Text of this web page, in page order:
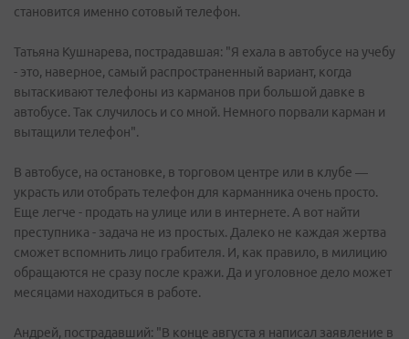
становится именно сотовый телефон.
Татьяна Кушнарева, пострадавшая: "Я ехала в автобусе на учебу
- это, наверное, самый распространенный вариант, когда
вытаскивают телефоны из карманов при большой давке в
автобусе. Так случилось и со мной. Немного порвали карман и
вытащили телефон".
В автобусе, на остановке, в торговом центре или в клубе —
украсть или отобрать телефон для карманника очень просто.
Еще легче - продать на улице или в интернете. А вот найти
преступника - задача не из простых. Далеко не каждая жертва
сможет вспомнить лицо грабителя. И, как правило, в милицию
обращаются не сразу после кражи. Да и уголовное дело может
месяцами находиться в работе.
Андрей, пострадавший: "В конце августа я написал заявление в